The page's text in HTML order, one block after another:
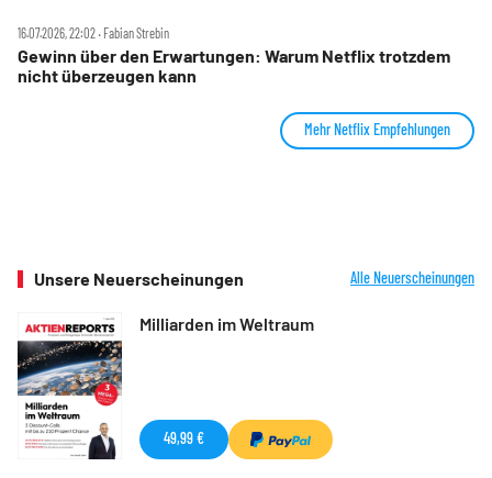
16.07.2026, 22:02 ‧ Fabian Strebin
Gewinn über den Erwartungen: Warum Netflix trotzdem
nicht überzeugen kann
Mehr Netflix Empfehlungen
Unsere Neuerscheinungen Alle Neuerscheinungen
Milliarden im Weltraum
49,99 €